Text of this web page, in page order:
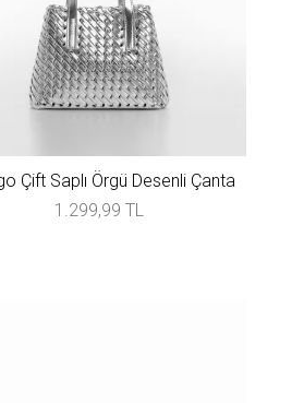
Çift Saplı Örgü Desenli Çanta
1.299,99 TL